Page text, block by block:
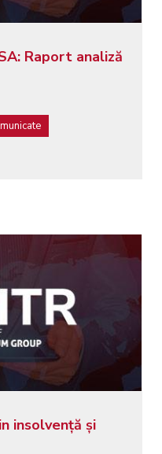
Raport analiză
insolvență și